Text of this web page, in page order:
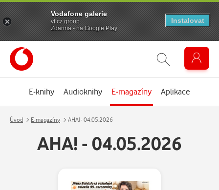
E-knihy Audioknihy E-magazíny Aplikace
Úvod E-magazíny AHA! - 04.05.2026
AHA! - 04.05.2026
Vodafone galerie
vf.cz.group
Zdarma - na Google Play
Instalovat